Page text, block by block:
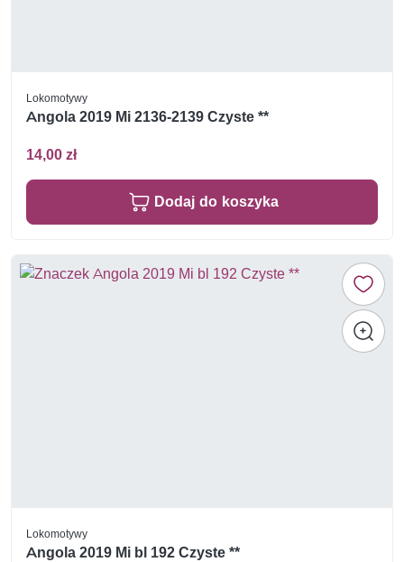
Lokomotywy
Angola 2019 Mi 2136-2139 Czyste **
14,00 zł
Dodaj do koszyka
Lokomotywy
Angola 2019 Mi bl 192 Czyste **